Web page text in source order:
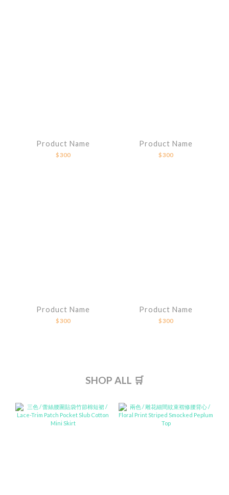
Product Name
$300
Product Name
$300
Product Name
$300
Product Name
$300
SHOP ALL 🛒